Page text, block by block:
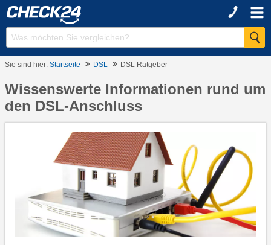
Sie sind hier: Startseite DSL DSL Ratgeber
Wissenswerte Informationen rund um
den DSL-Anschluss